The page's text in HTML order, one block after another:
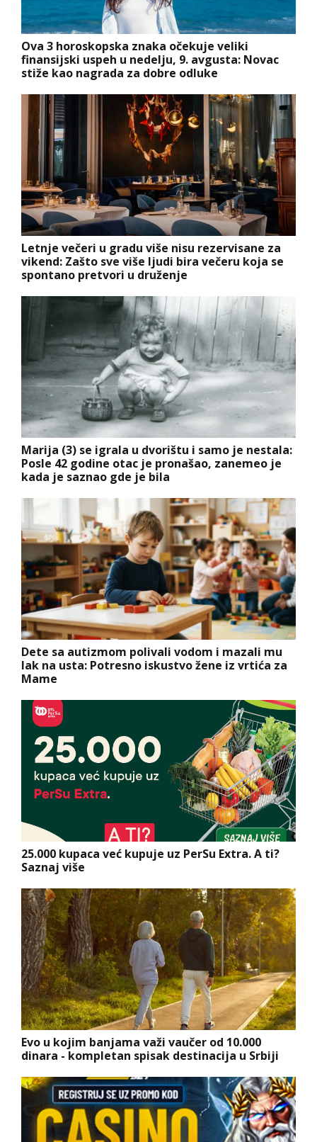
Ova 3 horoskopska znaka očekuje veliki
finansijski uspeh u nedelju, 9. avgusta: Novac
stiže kao nagrada za dobre odluke
Letnje večeri u gradu više nisu rezervisane za
vikend: Zašto sve više ljudi bira večeru koja se
spontano pretvori u druženje
Marija (3) se igrala u dvorištu i samo je nestala:
Posle 42 godine otac je pronašao, zanemeo je
kada je saznao gde je bila
Dete sa autizmom polivali vodom i mazali mu
lak na usta: Potresno iskustvo žene iz vrtića za
Mame
25.000 kupaca već kupuje uz PerSu Extra. A ti?
Saznaj više
Evo u kojim banjama važi vaučer od 10.000
dinara - kompletan spisak destinacija u Srbiji